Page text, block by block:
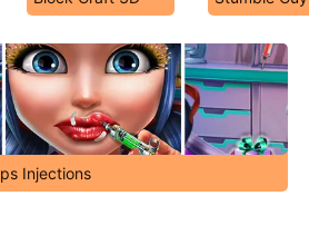
Injections